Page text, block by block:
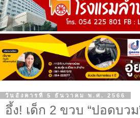
วันอังคารที่ 5 ธันวาคม พ.ศ. 2566
อึ้ง! เด็ก 2 ขวบ “ปอดบว